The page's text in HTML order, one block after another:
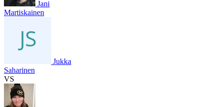
Jani
Martiskainen
Jukka
Saharinen
VS